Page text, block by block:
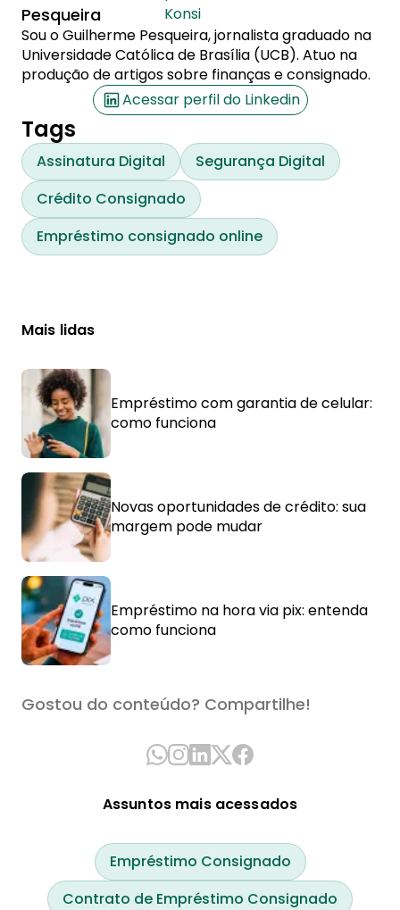
Pesqueira
Konsi
Sou o Guilherme Pesqueira, jornalista graduado na
Universidade Católica de Brasília (UCB). Atuo na
produção de artigos sobre finanças e consignado.
Acessar perfil do Linkedin
Tags
Assinatura Digital
Segurança Digital
Crédito Consignado
Empréstimo consignado online
Mais lidas
Empréstimo com garantia de celular:
como funciona
Novas oportunidades de crédito: sua
margem pode mudar
Empréstimo na hora via pix: entenda
como funciona
Gostou do conteúdo? Compartilhe!
Assuntos mais acessados
Empréstimo Consignado
Contrato de Empréstimo Consignado